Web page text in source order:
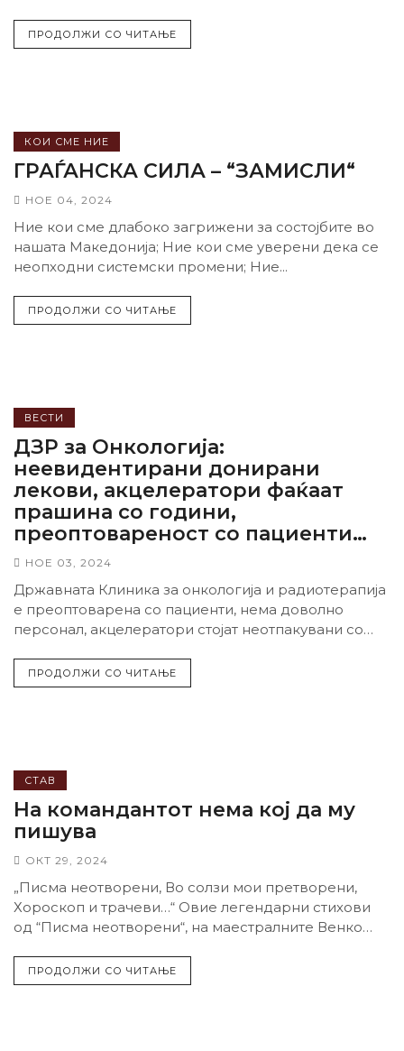
ПРОДОЛЖИ СО ЧИТАЊЕ
КОИ СМЕ НИЕ
ГРАЃАНСКА СИЛА – “ЗАМИСЛИ“
НОЕ 04, 2024
Ние кои сме длабоко загрижени за состојбите во
нашата Македонија; Ние кои сме уверени дека се
неопходни системски промени; Ние...
ПРОДОЛЖИ СО ЧИТАЊЕ
ВЕСТИ
ДЗР за Онкологија:
неевидентирани донирани
лекови, акцелератори фаќаат
прашина со години,
преоптовареност со пациенти…
НОЕ 03, 2024
Државната Клиника за онкологија и радиотерапија
е преоптоварена со пациенти, нема доволно
персонал, акцелератори стојат неотпакувани со
ПРОДОЛЖИ СО ЧИТАЊЕ
СТАВ
На командантот нема кој да му
пишува
ОКТ 29, 2024
„Писма неотворени, Во солзи мои претворени,
Хороскоп и трачеви…“ Овие легендарни стихови
од “Писма неотворени“, на маестралните Венко
ПРОДОЛЖИ СО ЧИТАЊЕ